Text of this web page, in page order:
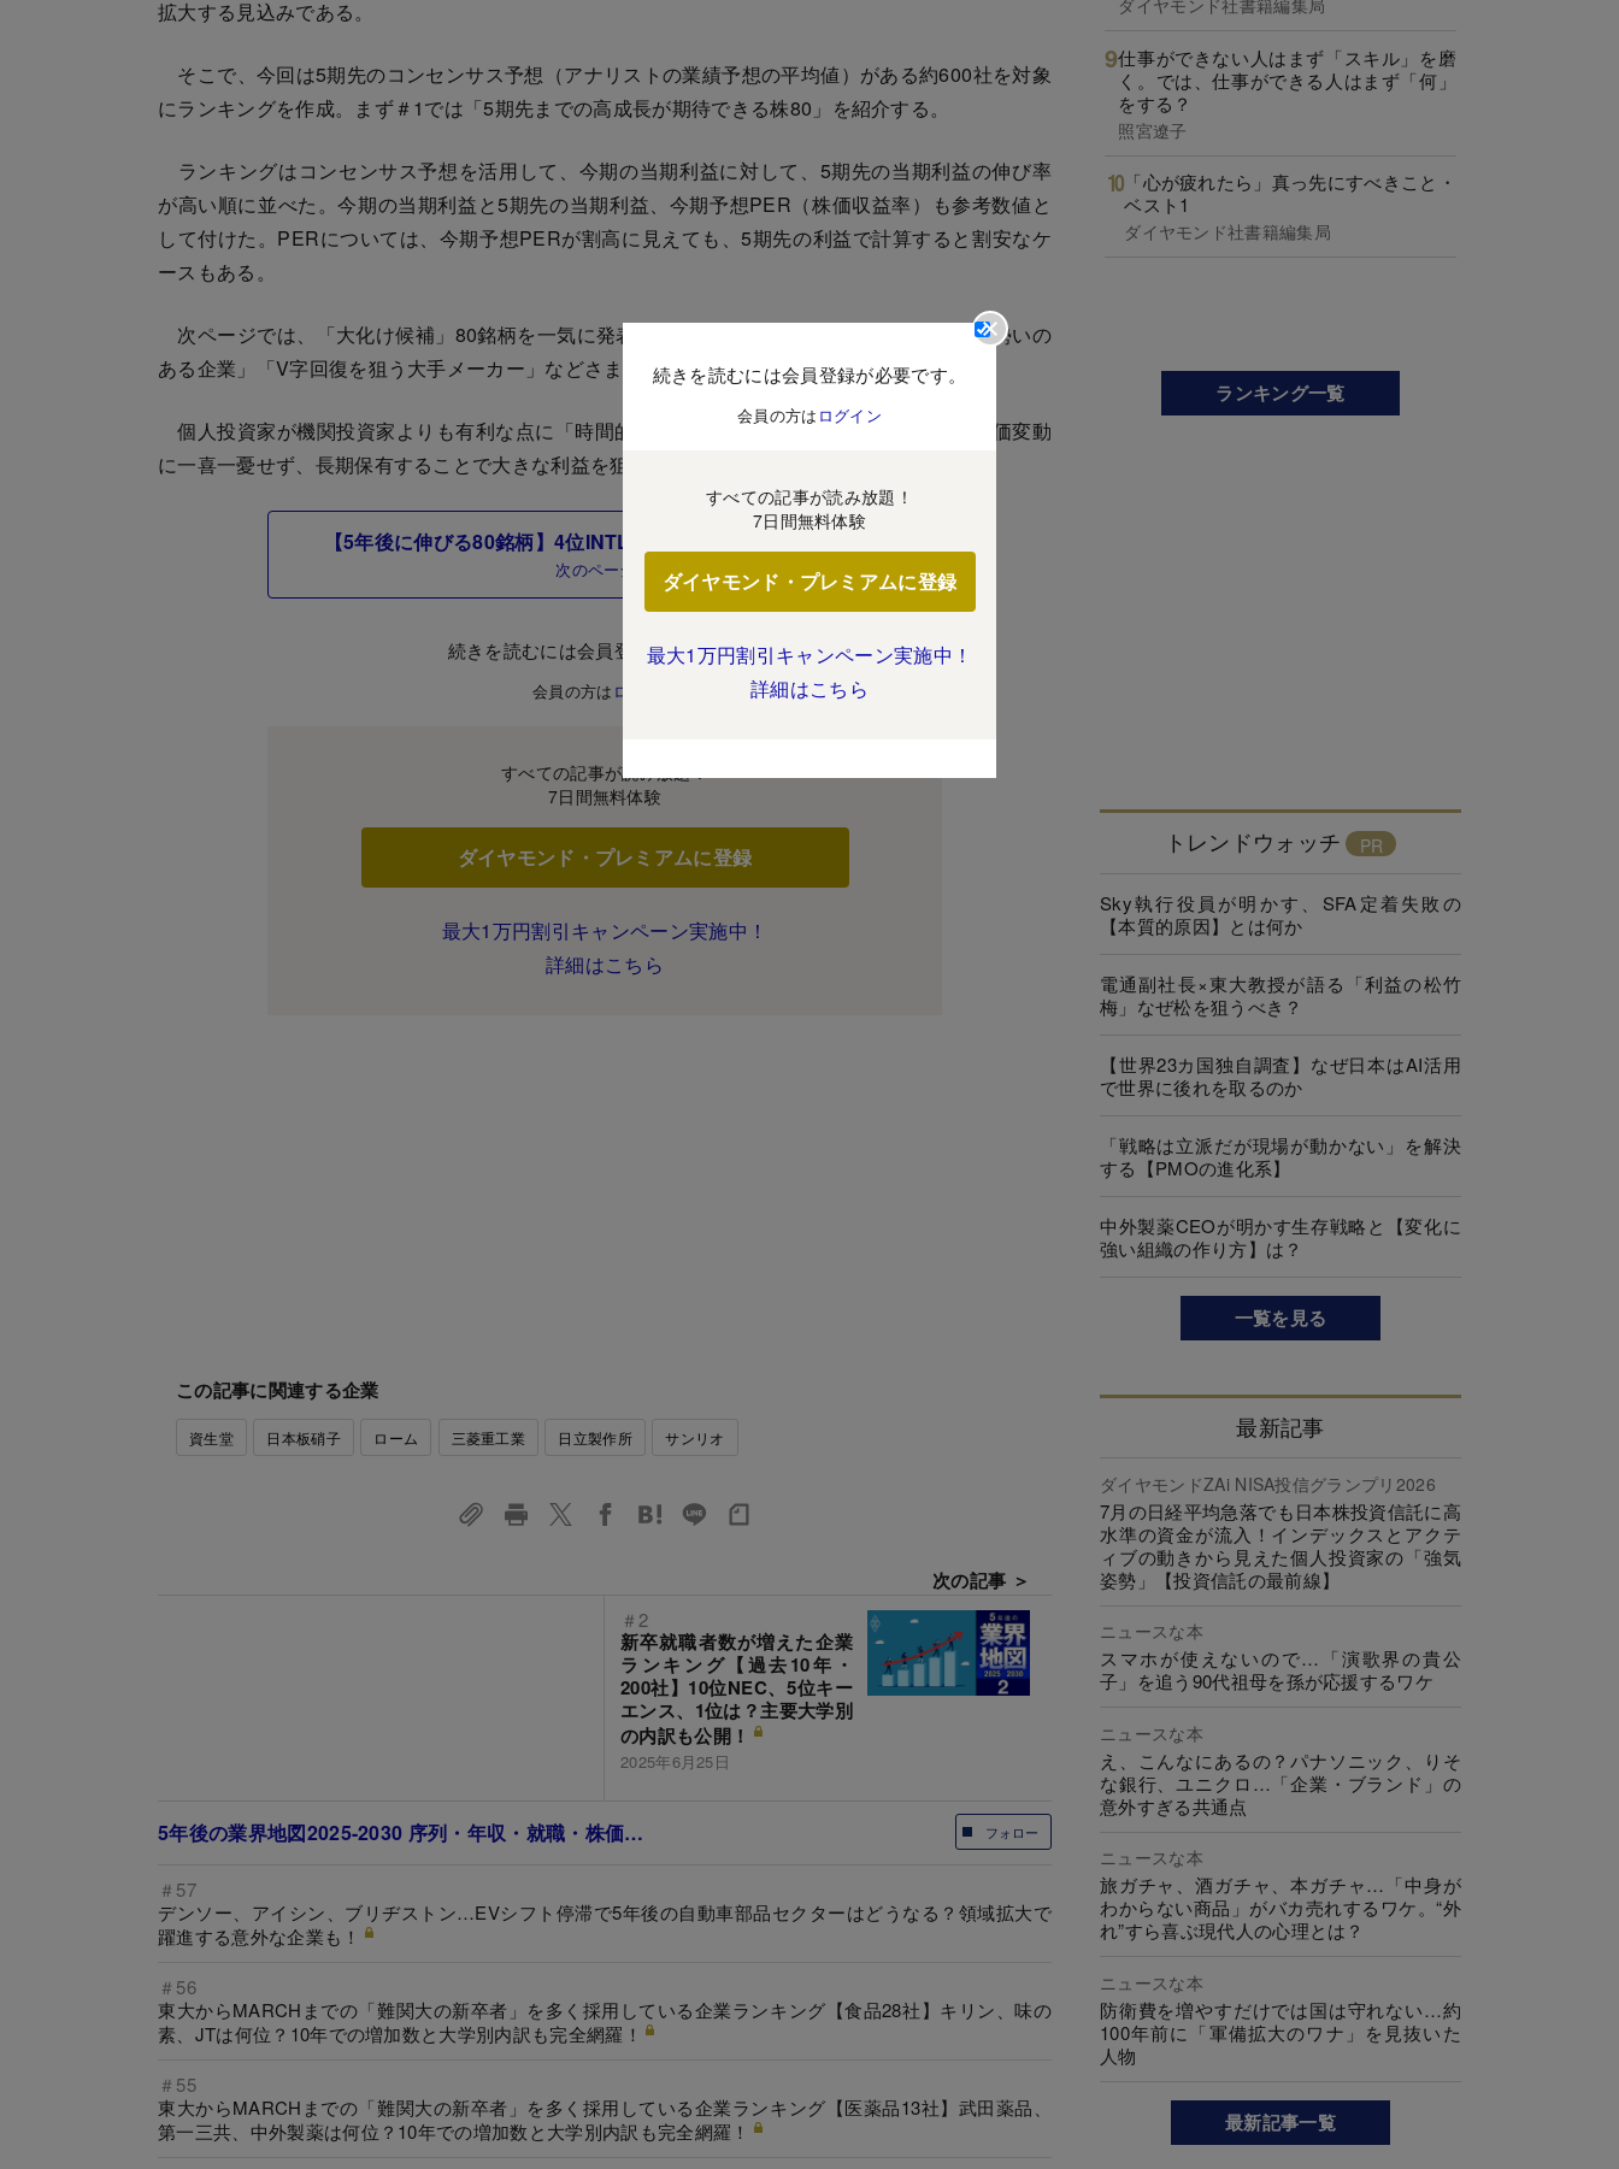
拡大する見込みである。
そこで、今回は5期先のコンセンサス予想（アナリストの業績予想の平均値）がある約600社を対象
にランキングを作成。まず＃1では「5期先までの高成長が期待できる株80」を紹介する。
ランキングはコンセンサス予想を活用して、今期の当期利益に対して、5期先の当期利益の伸び率
が高い順に並べた。今期の当期利益と5期先の当期利益、今期予想PER（株価収益率）も参考数値と
して付けた。PERについては、今期予想PERが割高に見えても、5期先の利益で計算すると割安なケ
ースもある。
次ページでは、「大化け候補」80銘柄を一気に発表。ランキングには「最高益更新を続ける勢いの
ある企業」「V字回復を狙う大手メーカー」などさまざまな銘柄が登場する。
個人投資家が機関投資家よりも有利な点に「時間的な制約がない」ことがある。短期的な株価変動
に一喜一憂せず、長期保有することで大きな利益を狙ってみてはどうだろうか。
【5年後に伸びる80銘柄】4位INTLOOP、5位Sansan、1位は？
次のページ
続きを読むには会員登録が必要です。
会員の方は ログイン
すべての記事が読み放題！
7日間無料体験
ダイヤモンド・プレミアムに登録
最大1万円割引キャンペーン実施中！
詳細はこちら
続きを読むには会員登録が必要です。
会員の方は ログイン
すべての記事が読み放題！
7日間無料体験
ダイヤモンド・プレミアムに登録
最大1万円割引キャンペーン実施中！
詳細はこちら
この記事に関連する企業
資生堂 日本板硝子 ローム 三菱重工業 日立製作所 サンリオ
次の記事 ＞
＃2
新卒就職者数が増えた企業
ランキング【過去10年・
200社】10位NEC、5位キー
エンス、1位は？主要大学別
の内訳も公開！
2025年6月25日
フォロー
5年後の業界地図2025-2030 序列・年収・就職・株価…
＃57
デンソー、アイシン、ブリヂストン…EVシフト停滞で5年後の自動車部品セクターはどうなる？領域拡大で
躍進する意外な企業も！
＃56
東大からMARCHまでの「難関大の新卒者」を多く採用している企業ランキング【食品28社】キリン、味の
素、JTは何位？10年での増加数と大学別内訳も完全網羅！
＃55
東大からMARCHまでの「難関大の新卒者」を多く採用している企業ランキング【医薬品13社】武田薬品、
第一三共、中外製薬は何位？10年での増加数と大学別内訳も完全網羅！
ダイヤモンド社書籍編集局
仕事ができない人はまず「スキル」を磨
く。では、仕事ができる人はまず「何」
をする？
照宮遼子
「心が疲れたら」真っ先にすべきこと・
ベスト1
ダイヤモンド社書籍編集局
ランキング一覧
トレンドウォッチ
Sky執行役員が明かす、SFA定着失敗の
【本質的原因】とは何か
電通副社長×東大教授が語る「利益の松竹
梅」なぜ松を狙うべき？
【世界23カ国独自調査】なぜ日本はAI活用
で世界に後れを取るのか
「戦略は立派だが現場が動かない」を解決
する【PMOの進化系】
中外製薬CEOが明かす生存戦略と【変化に
強い組織の作り方】は？
一覧を見る
最新記事
ダイヤモンドZAi NISA投信グランプリ2026
7月の日経平均急落でも日本株投資信託に高
水準の資金が流入！インデックスとアクテ
ィブの動きから見えた個人投資家の「強気
姿勢」【投資信託の最前線】
ニュースな本
スマホが使えないので…「演歌界の貴公
子」を追う90代祖母を孫が応援するワケ
ニュースな本
え、こんなにあるの？パナソニック、りそ
な銀行、ユニクロ…「企業・ブランド」の
意外すぎる共通点
ニュースな本
旅ガチャ、酒ガチャ、本ガチャ…「中身が
わからない商品」がバカ売れするワケ。“外
れ”すら喜ぶ現代人の心理とは？
ニュースな本
防衛費を増やすだけでは国は守れない…約
100年前に「軍備拡大のワナ」を見抜いた
人物
最新記事一覧